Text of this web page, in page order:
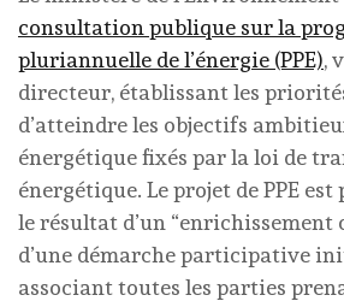
consultation publique sur la
pluriannuelle de l’énergie (PPE),
directeur, établissant les
d’atteindre les objectifs
énergétique fixés par la loi de
énergétique. Le projet de PPE
le résultat d’un
d’une démarche participative
associant toutes les parties